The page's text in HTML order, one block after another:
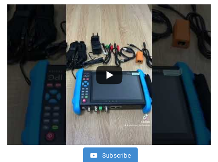
Subscribe